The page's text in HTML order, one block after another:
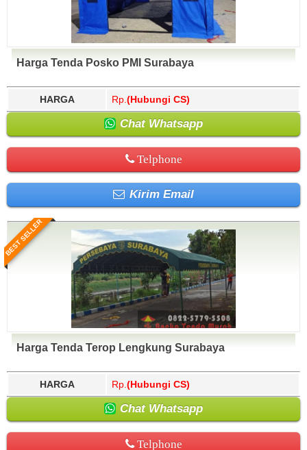
Harga Tenda Posko PMI Surabaya
HARGA Rp. (Hubungi CS)
Chat Whatsapp
Telphone
Kirim Email
BEST SELLER
Harga Tenda Terop Lengkung Surabaya
HARGA Rp. (Hubungi CS)
Chat Whatsapp
Telphone